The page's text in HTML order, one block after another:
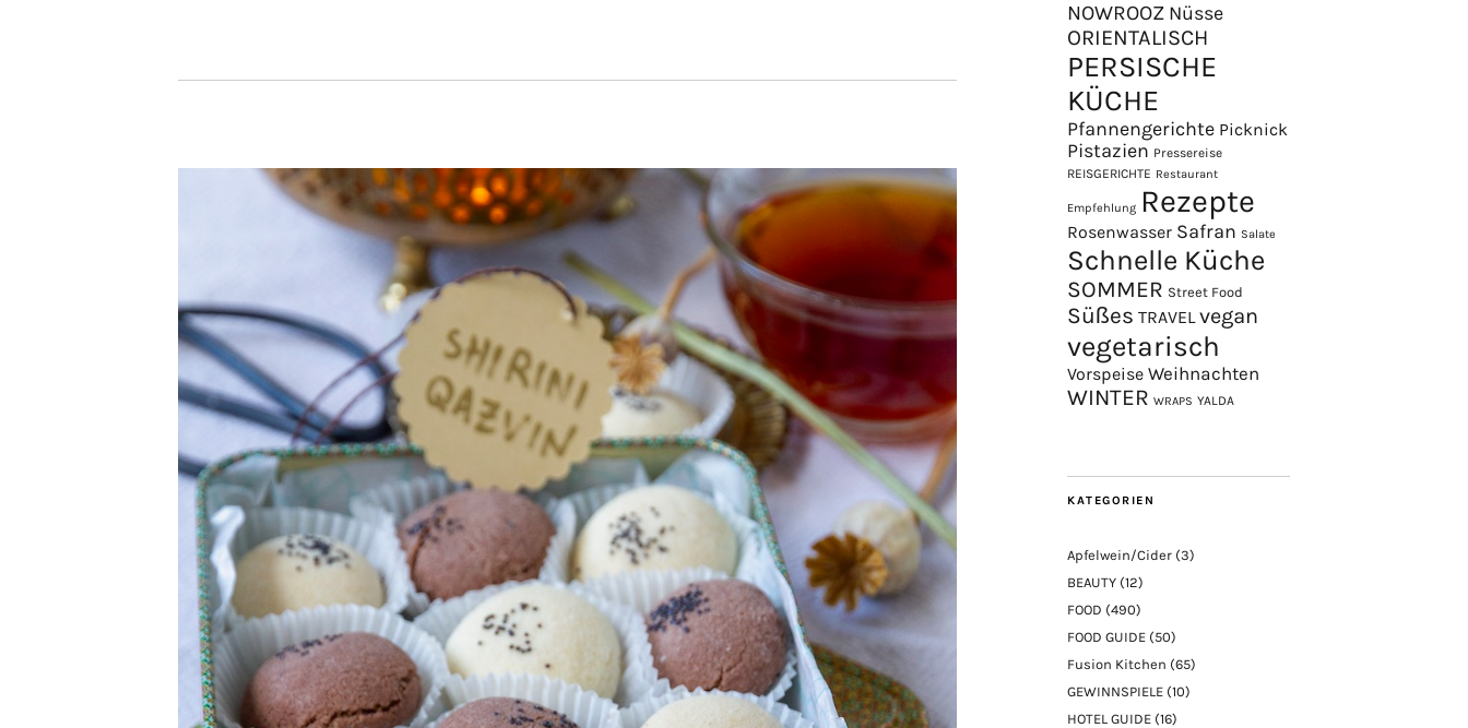
NOWROOZ Nüsse
ORIENTALISCH
PERSISCHE
KÜCHE
Pfannengerichte Picknick
Pistazien Pressereise
REISGERICHTE Restaurant
Empfehlung Rezepte
Rosenwasser Safran Salate
Schnelle Küche
SOMMER Street Food
Süßes TRAVEL vegan
vegetarisch
Vorspeise Weihnachten
WINTER WRAPS YALDA
KATEGORIEN
Apfelwein/Cider (3)
BEAUTY (12)
FOOD (490)
FOOD GUIDE (50)
Fusion Kitchen (65)
GEWINNSPIELE (10)
HOTEL GUIDE (16)
Mit meinem Newsletter bist du 1–2 Mal pro Woche
ganz nah dran an meinen neuesten Rezepten,
erhältst Tipps für den Alltag in der Küche, reichlich
kulinarische Inspiration und Infos über Aktionen &
Gewinnspiele
Datenschutzerklärung